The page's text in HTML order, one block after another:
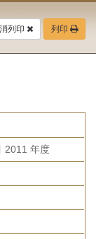
列印 列印
2011 年度